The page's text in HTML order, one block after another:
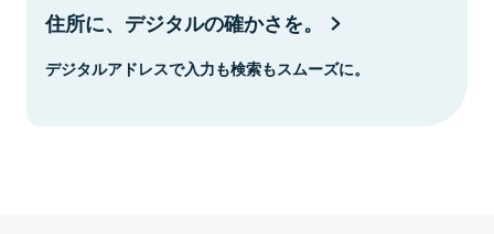
住所に、デジタルの確かさを。
デジタルアドレスで入力も検索もスムーズに。